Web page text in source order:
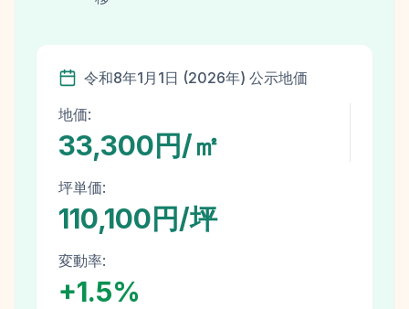
令和8年1月1日 (2026年) 公示地価
地価:
33,300円/㎡
坪単価:
110,100円/坪
変動率:
+1.5%